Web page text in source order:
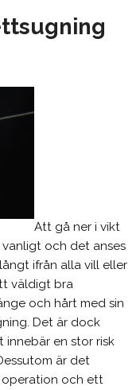
Att gå ner i vikt
vanligt och det anses
ifrån alla vill eller
väldigt bra
och hårt med sin
Det är dock
innebär en stor risk
är det
och ett